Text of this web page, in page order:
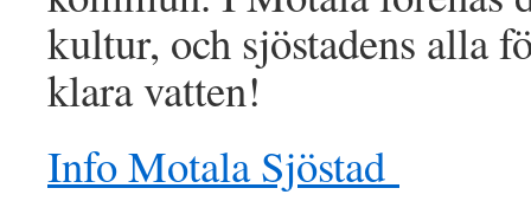
kultur, och sjöstadens alla
klara vatten!
Info Motala Sjöstad